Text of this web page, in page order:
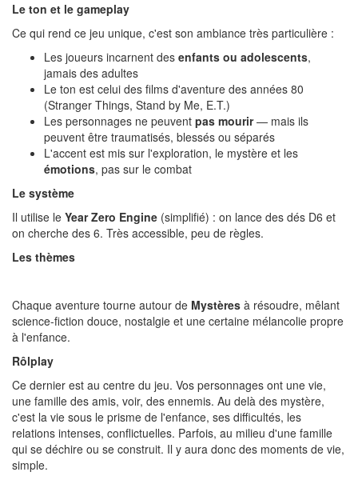
Le ton et le gameplay
Ce qui rend ce jeu unique, c'est son ambiance très particulière :
Les joueurs incarnent des enfants ou adolescents,
jamais des adultes
Le ton est celui des films d'aventure des années 80
(Stranger Things, Stand by Me, E.T.)
Les personnages ne peuvent pas mourir— mais ils
peuvent être traumatisés, blessés ou séparés
L'accent est mis sur l'exploration, le mystère et les
émotions, pas sur le combat
Le système
Il utilise le Year Zero Engine (simplifié) : on lance des dés D6 et
on cherche des 6. Très accessible, peu de règles.
Les thèmes
Chaque aventure tourne autour de Mystères à résoudre, mêlant
science-fiction douce, nostalgie et une certaine mélancolie propre
à l'enfance.
Rôlplay
Ce dernier est au centre du jeu. Vos personnages ont une vie,
une famille des amis, voir, des ennemis. Au delà des mystère,
c'est la vie sous le prisme de l'enfance, ses difficultés, les
relations intenses, conflictuelles. Parfois, au milieu d'une famille
qui se déchire ou se construit. Il y aura donc des moments de vie,
simple.